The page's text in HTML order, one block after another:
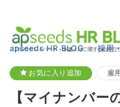
apseeds HR BLOG 採用
お気に入り追加 雇
【マイナンバー